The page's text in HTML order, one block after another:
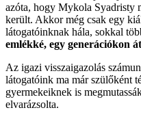
azóta, hogy Mykola Syadristy
került. Akkor még csak egy
látogatóinknak hála, sokkal
emlékké, egy generációkon
Az igazi visszaigazolás
látogatóink ma már szülőként
gyermekeiknek is
elvarázsolta.